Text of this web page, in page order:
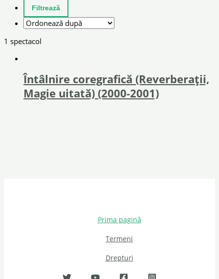
1 spectacol
Întâlnire coregrafică (Reverberații,
Magie uitată) (2000-2001)
Prima pagină
Termeni
Drepturi